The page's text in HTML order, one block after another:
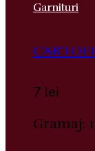
Garnituri
7 lei
Gramaj: